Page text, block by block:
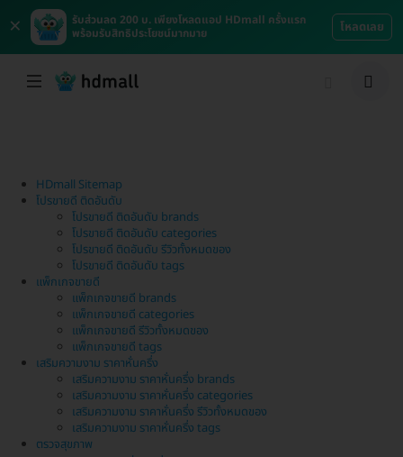
×
รับส่วนลด 200 บ. เพียงโหลดแอป HDmall ครั้งแรก
พร้อมรับสิทธิประโยชน์มากมาย
โหลดเลย
HDmall Sitemap
โปรขายดี ติดอันดับ
โปรขายดี ติดอันดับ brands
โปรขายดี ติดอันดับ categories
โปรขายดี ติดอันดับ รีวิวทั้งหมดของ
โปรขายดี ติดอันดับ tags
แพ็กเกจขายดี
แพ็กเกจขายดี brands
แพ็กเกจขายดี categories
แพ็กเกจขายดี รีวิวทั้งหมดของ
แพ็กเกจขายดี tags
เสริมความงาม ราคาหั่นครึ่ง
เสริมความงาม ราคาหั่นครึ่ง brands
เสริมความงาม ราคาหั่นครึ่ง categories
เสริมความงาม ราคาหั่นครึ่ง รีวิวทั้งหมดของ
เสริมความงาม ราคาหั่นครึ่ง tags
ตรวจสุขภาพ